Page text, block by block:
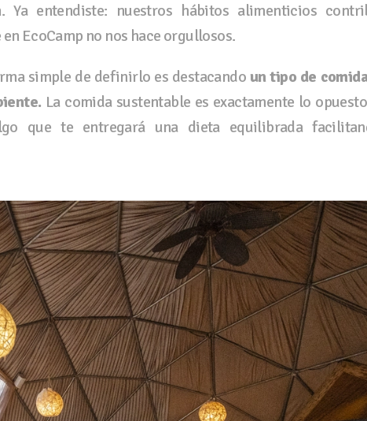
entendiste: nuestros hábitos alimenticios
EcoCamp no nos hace orgullosos.
simple de definirlo es destacandoun tipo de
La comida sustentable es exactamente lo
que te entregará una dieta equilibrada